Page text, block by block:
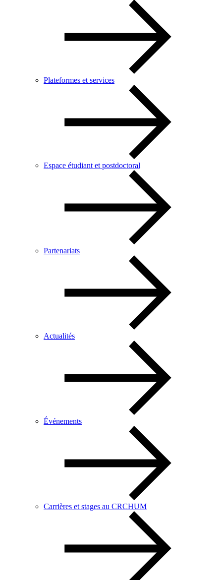
Plateformes et services
Espace étudiant et postdoctoral
Partenariats
Actualités
Événements
Carrières et stages au CRCHUM